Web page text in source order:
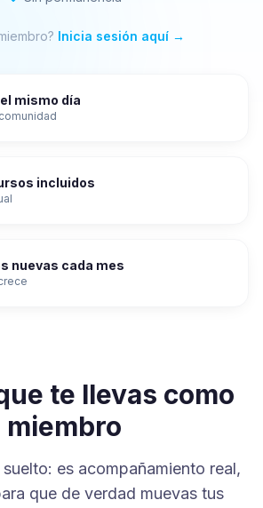
Inicia sesión aquí →
mismo día
incluidos
nuevas cada mes
te llevas como
miembro
es acompañamiento real,
que de verdad muevas tus